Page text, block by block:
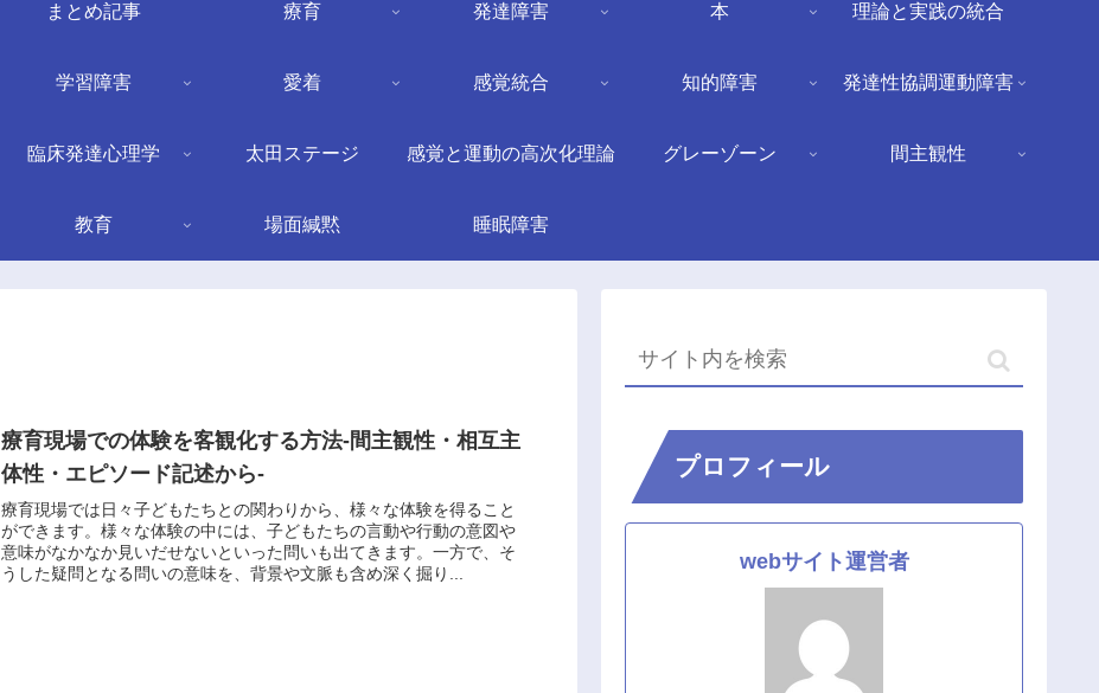
まとめ記事 療育 発達障害 本 理論と実践の統合
学習障害 愛着 感覚統合 知的障害 発達性協調運動障害
臨床発達心理学 太田ステージ 感覚と運動の高次化理論 グレーゾーン 間主観性
教育 場面緘黙 睡眠障害
療育現場での体験を客観化する方法-間主観性・相互主
体性・エピソード記述から-
療育現場では日々子どもたちとの関わりから、様々な体験を得ること
ができます。様々な体験の中には、子どもたちの言動や行動の意図や
意味がなかなか見いだせないといった問いも出てきます。一方で、そ
うした疑問となる問いの意味を、背景や文脈も含め深く掘り...
プロフィール
webサイト運営者